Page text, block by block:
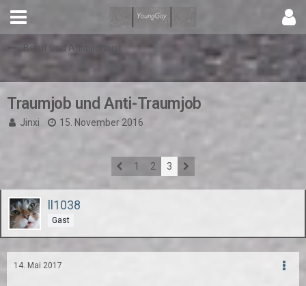
Beruf und Ausbildung
Traumjob und Anti-Traumjob
Jinxi 15. November 2016
1 2 3
ll1038
Gast
14. Mai 2017